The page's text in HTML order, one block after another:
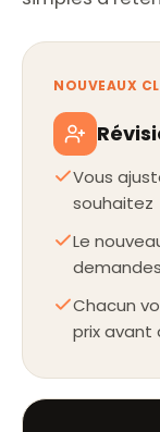
NOUVEAUX
Vous
souhaitez
Le
demandes
Chacun
prix avant